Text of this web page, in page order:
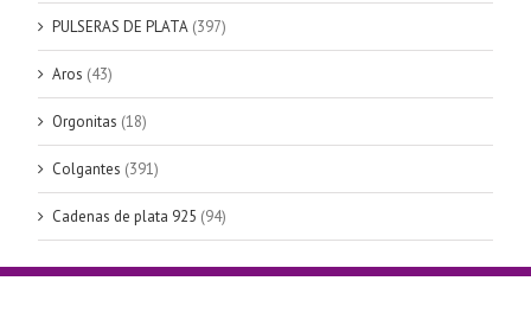
PULSERAS DE PLATA (397)
Aros (43)
Orgonitas (18)
Colgantes (391)
Cadenas de plata 925 (94)